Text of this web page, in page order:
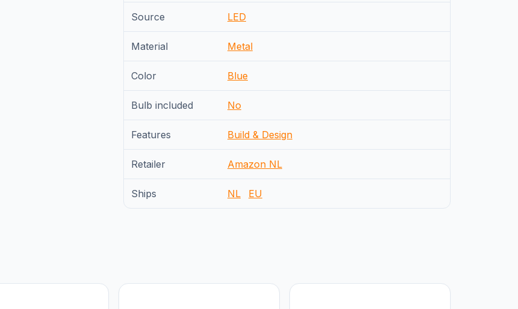
Source LED
Material Metal
Color Blue
Bulb included No
Features Build & Design
Retailer Amazon NL
Ships NL EU